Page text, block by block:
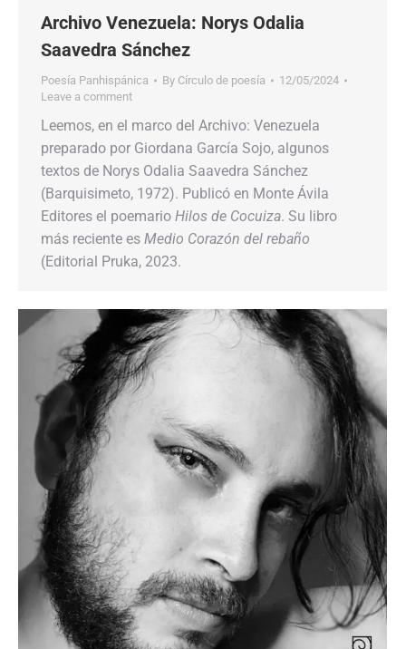
Archivo Venezuela: Norys Odalia
Saavedra Sánchez
Poesía Panhispánica By Círculo de poesía
12/05/2024
Leave a comment
Leemos, en el marco del Archivo: Venezuela
preparado por Giordana García Sojo, algunos
textos de Norys Odalia Saavedra Sánchez
(Barquisimeto, 1972). Publicó en Monte Ávila
Editores el poemario Hilos de Cocuiza. Su libro
más reciente es Medio Corazón del rebaño
(Editorial Pruka, 2023.